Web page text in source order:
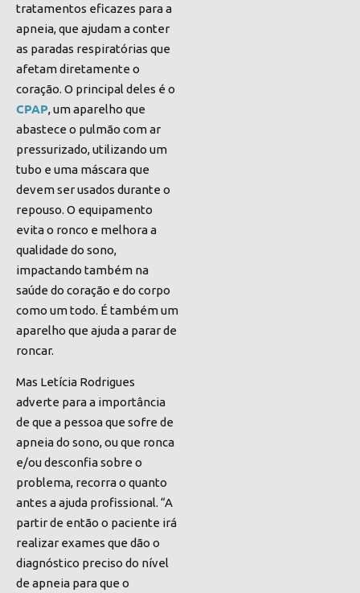
tratamentos eficazes para a
apneia, que ajudam a conter
as paradas respiratórias que
afetam diretamente o
coração. O principal deles é o
CPAP, um aparelho que
abastece o pulmão com ar
pressurizado, utilizando um
tubo e uma máscara que
devem ser usados durante o
repouso. O equipamento
evita o ronco e melhora a
qualidade do sono,
impactando também na
saúde do coração e do corpo
como um todo. É também um
aparelho que ajuda a parar de
roncar.
Mas Letícia Rodrigues
adverte para a importância
de que a pessoa que sofre de
apneia do sono, ou que ronca
e/ou desconfia sobre o
problema, recorra o quanto
antes a ajuda profissional. “A
partir de então o paciente irá
realizar exames que dão o
diagnóstico preciso do nível
de apneia para que o